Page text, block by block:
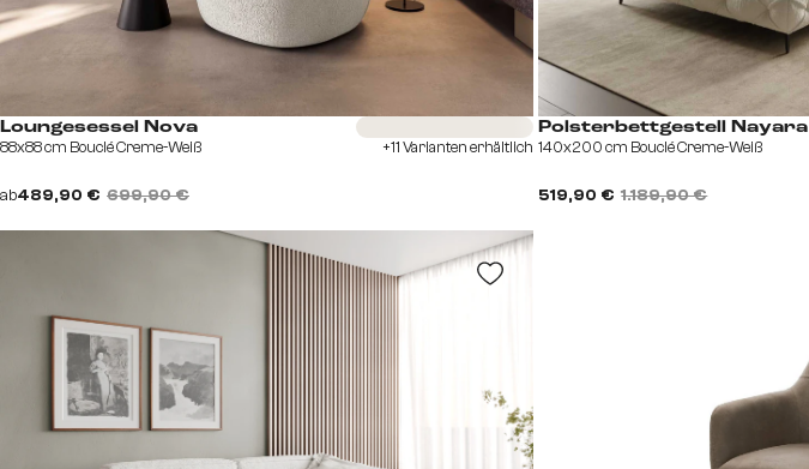
Loungesessel Nova
88x88 cm Bouclé Creme-Weiß
ab489,90 € 699,90 €
+11 Varianten erhältlich
Polsterbettgestell Nayara
140x200 cm Bouclé Creme-Weiß
519,90 € 1.189,90 €